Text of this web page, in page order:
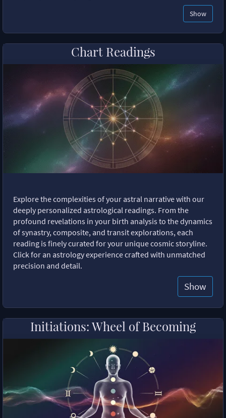
Show
Chart Readings
Explore the complexities of your astral narrative with our
deeply personalized astrological readings. From the
profound revelations in your birth analysis to the dynamics
of synastry, composite, and transit explorations, each
reading is finely curated for your unique cosmic storyline.
Click for an astrology experience crafted with unmatched
precision and detail.
Show
Initiations: Wheel of Becoming